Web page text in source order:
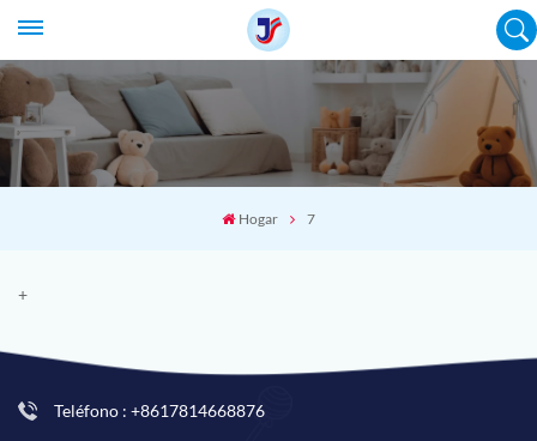
Hogar 7
+
Teléfono : +8617814668876